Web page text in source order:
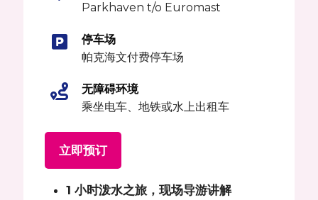
Parkhaven t/o Euromast
停车场
帕克海文付费停车场
无障碍环境
乘坐电车、地铁或水上出租车
立即预订
1 小时泼水之旅，现场导游讲解